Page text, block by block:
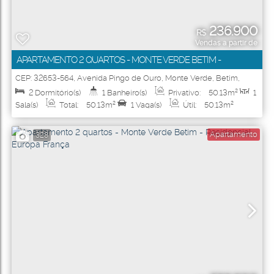
R$236.900
Vendas a partir de
APARTAMENTO 2 QUARTOS - MONTE VERDE BETIM -
RESIDENCIAL EUROPA ESPANHA
CEP: 32653-564, Avenida Pingo de Ouro, Monte Verde, Betim,
Minas Gerais
Brasil
2 Dormitório(s) 1 Banheiro(s) Privativo: 50.13m²
1
Sala(s)
Total: 50.13m² 1 Vaga(s) Útil: 50.13m²
328 Apartamento